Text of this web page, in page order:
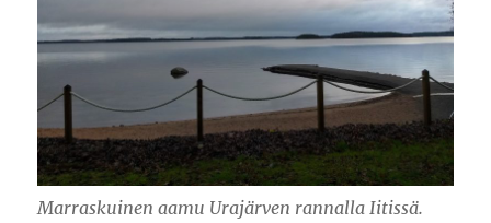
Marraskuinen aamu Urajärven rannalla Iitissä.